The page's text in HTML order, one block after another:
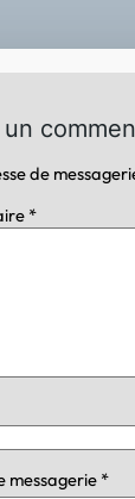
un
de
*
messagerie *